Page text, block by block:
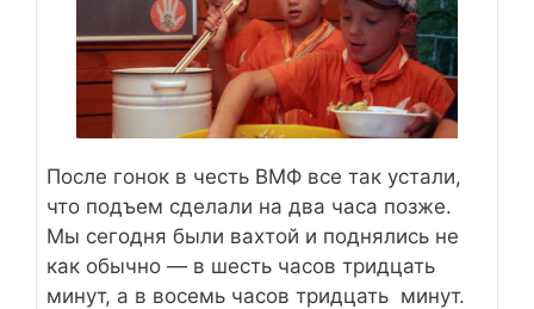
После гонок в честь ВМФ все так устали,
что подъем сделали на два часа позже.
Мы сегодня были вахтой и поднялись не
как обычно — в шесть часов тридцать
минут, а в восемь часов тридцать минут.